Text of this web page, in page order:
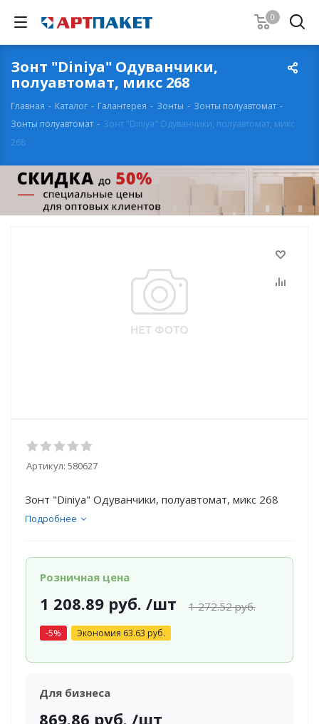
0
Зонт "Diniya" Одуванчики,
полуавтомат, микс 268
Главная - Каталог - Галантерея - Зонты - Зонты полуавтомат -
Зонты полуавтомат - Зонт "Diniya" Одуванчики, полуавтомат, микс
268
Артикул: 580627
Зонт "Diniya" Одуванчики, полуавтомат, микс 268
Подробнее
Розничная цена
1 208.89руб. /шт 1 272.52руб.
-5% Экономия 63.63 руб.
Для бизнеса
869.86 руб. /шт